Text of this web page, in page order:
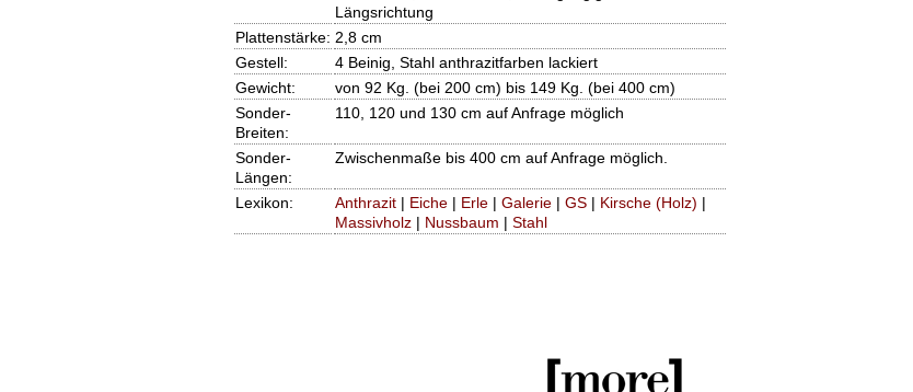
Längsrichtung
Plattenstärke: 2,8 cm
Gestell:
4 Beinig, Stahl anthrazitfarben lackiert
Gewicht:
von 92 Kg. (bei 200 cm) bis 149 Kg. (bei 400 cm)
Sonder-
Breiten:
110, 120 und 130 cm auf Anfrage möglich
Sonder-
Längen:
Zwischenmaße bis 400 cm auf Anfrage möglich.
Lexikon: Anthrazit| Eiche| Erle| Galerie| GS| Kirsche (Holz) |
Massivholz| Nussbaum | Stahl